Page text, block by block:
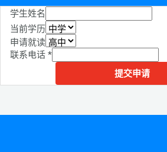
学生姓名
当前学历
申请就读
联系电话 *
提交申请